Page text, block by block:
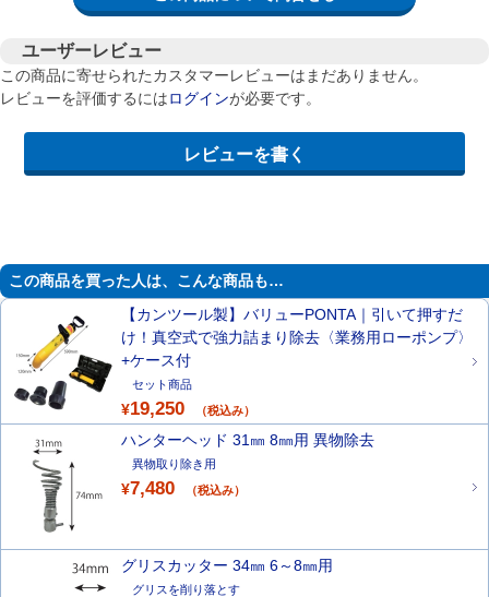
ユーザーレビュー
この商品に寄せられたカスタマーレビューはまだありません。
レビューを評価するにはログインが必要です。
この商品を買った人は、こんな商品も…
【カンツール製】バリューPONTA｜引いて押すだ
け！真空式で強力詰まり除去〈業務用ローポンプ〉
+ケース付
セット商品
¥19,250 （税込み）
ハンターヘッド 31㎜ 8㎜用 異物除去
異物取り除き用
¥7,480 （税込み）
グリスカッター 34㎜ 6～8㎜用
グリスを削り落とす